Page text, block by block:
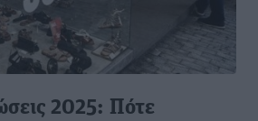
2025: Πότε